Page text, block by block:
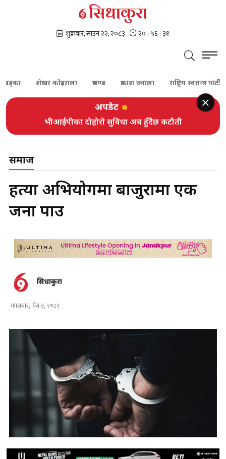
शेखर कोइराला प्रकाश ज्वाला राष्ट्रिय स्वतन्त्र पार्टी
अपडेट
भीआईपीका दोहोरो सुविधा अब हुँदैछ कटौती
समाज
हत्या अभियोगमा बाजुरामा एक
जना पक्राउ
सिधाकुरा
मंगलबार, चैत ३, २०८२